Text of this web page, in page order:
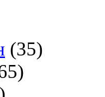
(35)